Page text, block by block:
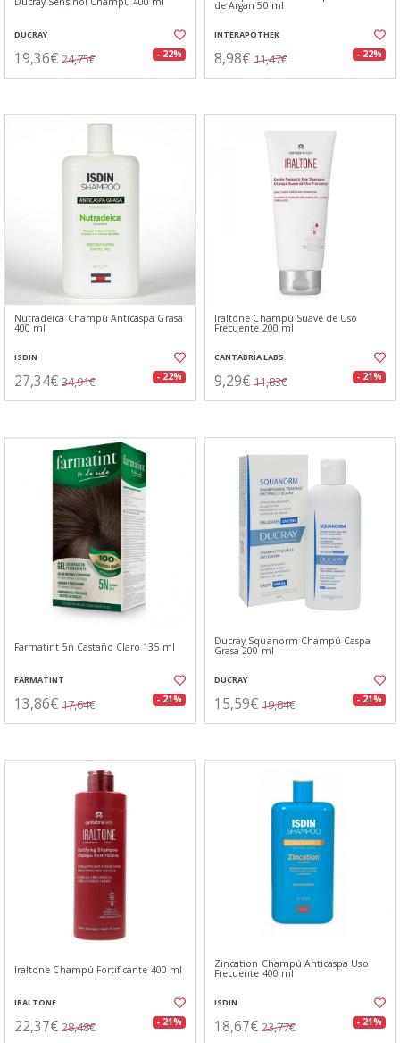
DUCRAY
19,36€ 24,75€ - 22%
de Argan 50 ml
INTERAPOTHEK
8,98€ 11,47€ - 22%
Nutradeica Champú Anticaspa Grasa
400 ml
ISDIN
27,34€ 34,91€ - 22%
Iraltone Champú Suave de Uso
Frecuente 200 ml
CANTABRIA LABS
9,29€ 11,83€ - 21%
Farmatint 5n Castaño Claro 135 ml
FARMATINT
13,86€ 17,64€ - 21%
Ducray Squanorm Champú Caspa
Grasa 200 ml
DUCRAY
15,59€ 19,84€ - 21%
Iraltone Champú Fortificante 400 ml
IRALTONE
22,37€ 28,48€ - 21%
Zincation Champú Anticaspa Uso
Frecuente 400 ml
ISDIN
18,67€ 23,77€ - 21%